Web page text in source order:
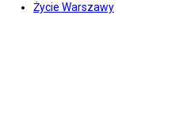
Życie Warszawy